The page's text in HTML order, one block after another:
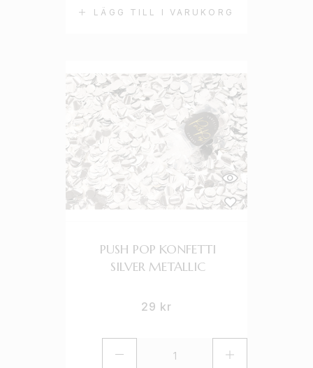
LÄGG TILL I VARUKORG
PUSH POP KONFETTI
SILVER METALLIC
29 kr